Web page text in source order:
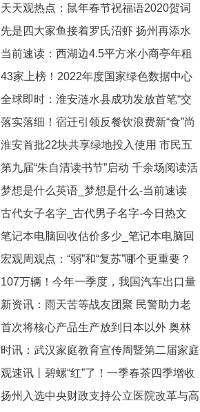
言稿_天天速看料
天天观热点：鼠年春节祝福语2020贺词
_2020贺词大全
先是四大家鱼接着罗氏沼虾 扬州再添水
产种业“国字号”品牌 全球资讯
当前速读：西湖边4.5平方米小商亭年租
金284万 折合每天7780元
43家上榜！2022年度国家绿色数据中心
名单公布 全球消息
全球即时：淮安涟水县成功发放首笔“交
运易贷”
落实落细！宿迁引领反餐饮浪费新“食”尚
淮安首批22块共享绿地投入使用 市民五
一踏青多了新空间|全球微速讯
第九届“朱自清读书节”启动 千余场阅读活
动贯穿全年 天天新视野
梦想是什么英语_梦想是什么-当前速读
古代女子名字_古代男子名字-今日热文
笔记本电脑回收估价多少_笔记本电脑回
收估价
宏观周观点：“弱”和“复苏”哪个更重要？
107万辆！今年一季度，我国汽车出口量
超日本
新资讯：雨天苦等战友团聚 民警助力老
兵圆梦
首次将核心产品生产放到日本以外 奥林
巴斯中国首个研发基地落户苏州
时讯：武汉家庭教育宣传周暨第二届家庭
文化节活动启动
观速讯丨碧螺“红”了！一季春茶四季增收
扬州入选中央财政支持公立医院改革与高